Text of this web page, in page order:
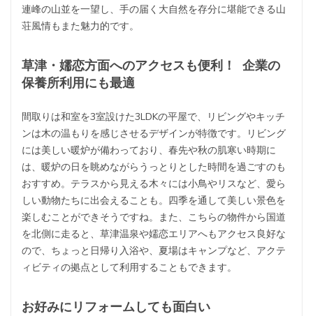
連峰の山並を一望し、手の届く大自然を存分に堪能できる山
荘風情もまた魅力的です。
草津・嬬恋方面へのアクセスも便利！ 企業の
保養所利用にも最適
間取りは和室を3室設けた3LDKの平屋で、リビングやキッチ
ンは木の温もりを感じさせるデザインが特徴です。リビング
には美しい暖炉が備わっており、春先や秋の肌寒い時期に
は、暖炉の日を眺めながらうっとりとした時間を過ごすのも
おすすめ。テラスから見える木々には小鳥やリスなど、愛ら
しい動物たちに出会えることも。四季を通して美しい景色を
楽しむことができそうですね。また、こちらの物件から国道
を北側に走ると、草津温泉や嬬恋エリアへもアクセス良好な
ので、ちょっと日帰り入浴や、夏場はキャンプなど、アクテ
ィビティの拠点として利用することもできます。
お好みにリフォームしても面白い